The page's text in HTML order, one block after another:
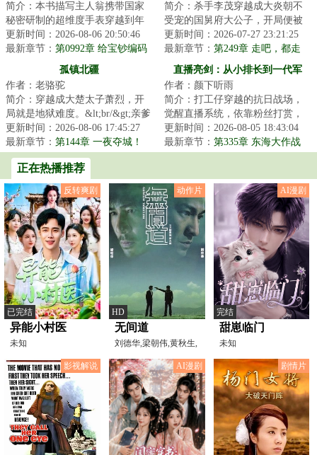
简介：本书描写主人翁携带国家
秘密研制的超维度手表穿越到年
的南宋成为一名战将。主人翁在
手表的帮助下力...
更新时间：2026-08-06 20:50:46
最新章节： 第0992章 给宝钞编码
简介：杀手李茂穿越成大炎朝不
受宠的国舅府大公子，开局便被
陷害入狱。本想杀出去，却意外
觉醒绝世大善人...
更新时间：2026-07-27 23:21:25
最新章节： 第249章 走吧，都走
吧！
孤镇北疆
作者：老骆驼
简介：穿越成大楚太子萧烈，开
局就是地狱难度。&lt;br/&gt;亲爹
死了，皇位被叔叔抢了，六个堂
兄天天想弄...
更新时间：2026-08-06 17:45:27
最新章节： 第144章 一夜夺城！
直播亮剑：从小排长到一代军
神！
作者：颜下听雨
简介：打工仔穿越的抗日战场，
觉醒直播系统，依靠粉丝打赏，
具现武器装备，痛打侵略者，从
晋西北一路打到...
更新时间：2026-08-05 18:43:04
最新章节： 第335章 东海大作战
正在热播推荐
反转爽剧
已完结
异能小村医
未知
动作片
HD
无间道
刘德华,梁朝伟,黄秋生,
曾志伟
AI漫剧
完结
甜崽临门
未知
影视解说 AI漫剧 剧情片